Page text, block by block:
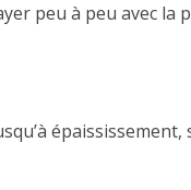
peu à peu avec